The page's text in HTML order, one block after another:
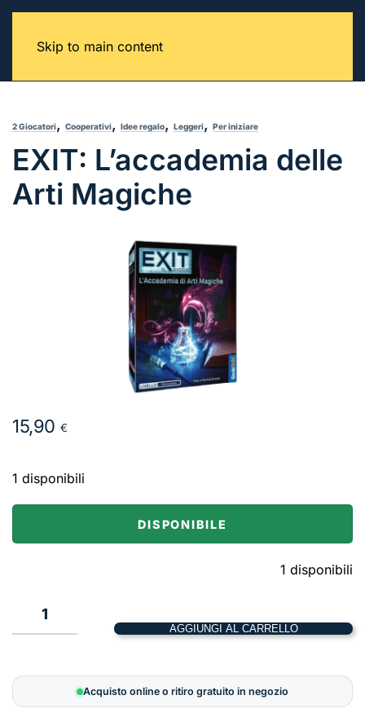
Skip to main content
2 Giocatori, Cooperativi, Idee regalo, Leggeri, Per iniziare
EXIT: L’accademia delle
Arti Magiche
15,90 €
1 disponibili
DISPONIBILE
1 disponibili
1
delle
Arti
AGGIUNGI AL CARRELLO
Acquisto online o ritiro gratuito in negozio